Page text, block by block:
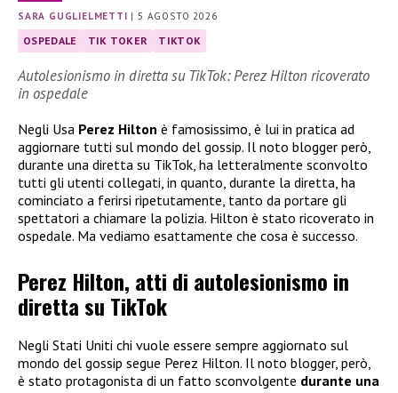
SARA GUGLIELMETTI | 5 AGOSTO 2026
OSPEDALE TIK TOKER TIKTOK
Autolesionismo in diretta su TikTok: Perez Hilton ricoverato
in ospedale
Negli Usa Perez Hilton è famosissimo, è lui in pratica ad
aggiornare tutti sul mondo del gossip. Il noto blogger però,
durante una diretta su TikTok, ha letteralmente sconvolto
tutti gli utenti collegati, in quanto, durante la diretta, ha
cominciato a ferirsi ripetutamente, tanto da portare gli
spettatori a chiamare la polizia. Hilton è stato ricoverato in
ospedale. Ma vediamo esattamente che cosa è successo.
Perez Hilton, atti di autolesionismo in
diretta su TikTok
Negli Stati Uniti chi vuole essere sempre aggiornato sul
mondo del gossip segue Perez Hilton. Il noto blogger, però,
è stato protagonista di un fatto sconvolgente durante una